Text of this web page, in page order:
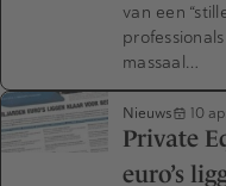
van een
massaal…
Nieuws 10
Private
euro’s